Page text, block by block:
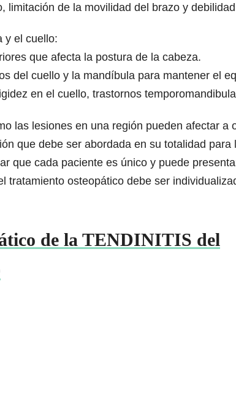
limitación de la movilidad del brazo y
y el cuello:
que afecta la postura de la cabeza.
del cuello y la mandíbula para mantener el
en el cuello, trastornos
las lesiones en una región pueden afectar a
que debe ser abordada en su totalidad para
que cada paciente es único y puede
tratamiento osteopático debe ser
de la TENDINITIS del